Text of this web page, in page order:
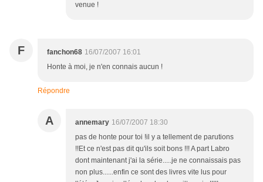
venue !
F fanchon68 16/07/2007 16:01
Honte à moi, je n'en connais aucun !
Répondre
A annemary 16/07/2007 18:30
pas de honte pour toi !il y a tellement de parutions
!!Et ce n'est pas dit qu'ils soit bons !!! A part Labro
dont maintenant j'ai la série.....je ne connaissais pas
non plus......enfin ce sont des livres vite lus pour